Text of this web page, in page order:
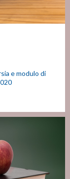
e modulo di